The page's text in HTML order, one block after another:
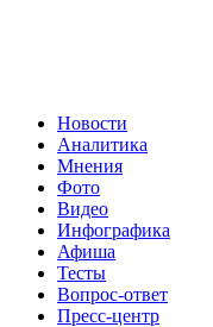
Новости
Аналитика
Мнения
Фото
Видео
Инфографика
Афиша
Тесты
Вопрос-ответ
Пресс-центр